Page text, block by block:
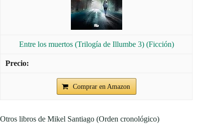
Entre los muertos (Trilogía de Illumbe 3) (Ficción)
Comprar en Amazon
Otros libros de Mikel Santiago (Orden cronológico)